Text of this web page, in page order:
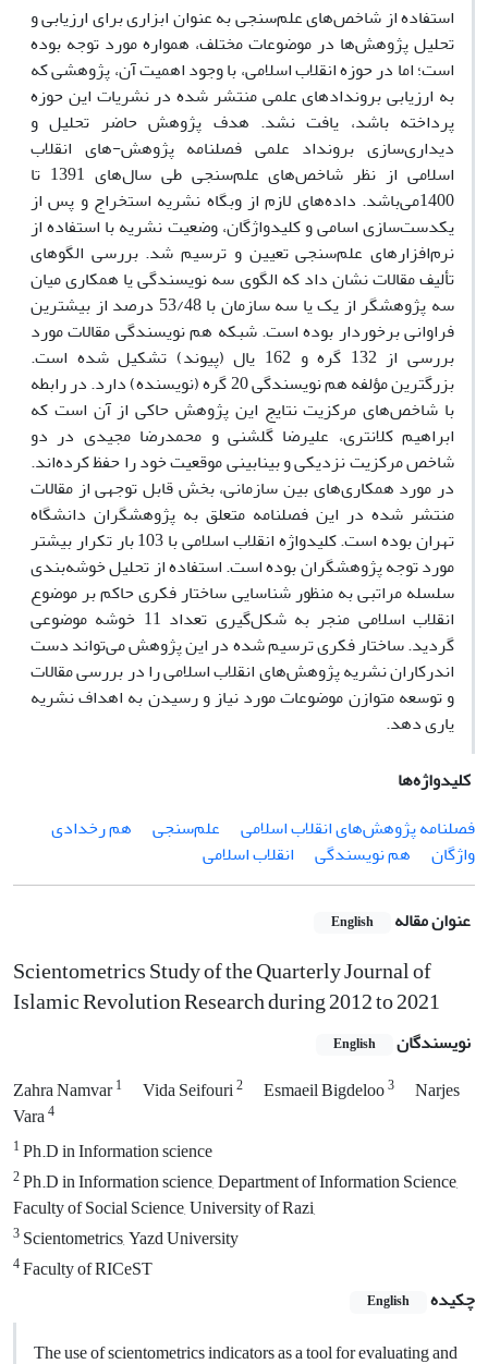
استفاده از شاخص‌های علم‌سنجی به عنوان ابزاری برای ارزیابی و
تحلیل پژوهش‌ها در موضوعات مختلف، همواره مورد توجه بوده
است؛ اما در حوزه انقلاب اسلامی، با وجود اهمیت آن، پژوهشی که
به ارزیابی بروندادهای علمی منتشر شده در نشریات این حوزه
پرداخته باشد، یافت نشد. هدف پژوهش حاضر تحلیل و
دیداری‌سازی برونداد علمی فصلنامه پژوهش-های انقلاب
اسلامی از نظر شاخص‌های علم‌سنجی طی سال‌های 1391 تا
1400می‌باشد. داده‌های لازم از وبگاه نشریه استخراج و پس از
یکدست‌سازی اسامی و کلیدواژگان، وضعیت نشریه با استفاده از
نرم‌افزارهای علم‌سنجی تعیین و ترسیم شد. بررسی الگوهای
تألیف مقالات نشان داد که الگوی سه نویسندگی یا همکاری میان
سه پژوهشگر از یک یا سه سازمان با 53/48 درصد از بیشترین
فراوانی برخوردار بوده است. شبکه هم نویسندگی مقالات مورد
بررسی از 132 گره و 162 یال (پیوند) تشکیل شده است.
بزرگترین مؤلفه هم نویسندگی 20 گره (نویسنده) دارد. در رابطه
با شاخص‌های مرکزیت نتایج این پژوهش حاکی از آن است که
ابراهیم کلانتری، علیرضا گلشنی و محمدرضا مجیدی در دو
شاخص مرکزیت نزدیکی و بینابینی موقعیت خود را حفظ کرده‌اند.
در مورد همکاری‌های بین سازمانی، بخش قابل توجهی از مقالات
منتشر شده در این فصلنامه متعلق به پژوهشگران دانشگاه
تهران بوده است. کلیدواژه انقلاب اسلامی با 103 بار تکرار بیشتر
مورد توجه پژوهشگران بوده است. استفاده از تحلیل خوشه‌بندی
سلسله مراتبی به منظور شناسایی ساختار فکری حاکم بر موضوع
انقلاب اسلامی منجر به شکل‌گیری تعداد 11 خوشه موضوعی
گردید. ساختار فکری ترسیم شده در این پژوهش می‌تواند دست
اندرکاران نشریه پژوهش‌های انقلاب اسلامی را در بررسی مقالات
و توسعه متوازن موضوعات مورد نیاز و رسیدن به اهداف نشریه
یاری دهد.
کلیدواژه‌ها
فصلنامه پژوهش‌های انقلاب اسلامی
علم‌سنجی
هم رخدادی
واژگان
هم نویسندگی انقلاب اسلامی
عنوان مقاله English
Scientometrics Study of the Quarterly Journal of
Islamic Revolution Research during 2012 to 2021
نویسندگان English
Zahra Namvar1 Vida Seifouri2 Esmaeil Bigdeloo3
Narjes
Vara4
1Ph.D in Information science
2Ph.D in Information science, Department of Information Science,
Faculty of Social Science, University of Razi,
3Scientometrics, Yazd University
4Faculty of RICeST
چکیده
English
The use of scientometrics indicators as a tool for evaluating and